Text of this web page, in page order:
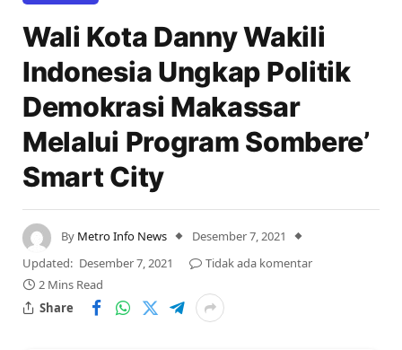
Wali Kota Danny Wakili
Indonesia Ungkap Politik
Demokrasi Makassar
Melalui Program Sombere’
Smart City
By Metro Info News
Desember 7, 2021
Updated: Desember 7, 2021
Tidak ada komentar
2 Mins Read
Share